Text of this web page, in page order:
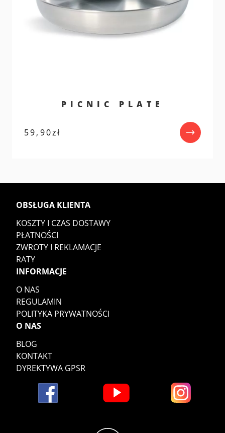
PICNIC PLATE
59,90zł
OBSŁUGA KLIENTA
KOSZTY I CZAS DOSTAWY
PŁATNOŚCI
ZWROTY I REKLAMACJE
RATY
INFORMACJE
O NAS
REGULAMIN
POLITYKA PRYWATNOŚCI
O NAS
BLOG
KONTAKT
DYREKTYWA GPSR